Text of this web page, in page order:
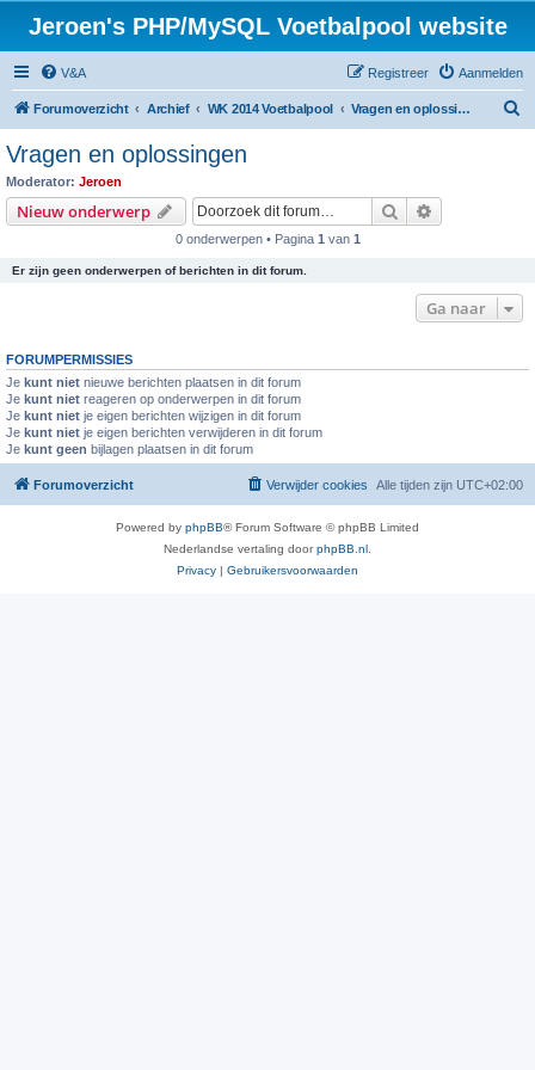
Jeroen's PHP/MySQL Voetbalpool website
V&A Aanmelden
Registreer
Forumoverzicht Archief WK 2014 Voetbalpool Vragen en oplossingen
Vragen en oplossingen
Moderator: Jeroen
Nieuw onderwerp Zoek
0 onderwerpen • Pagina 1 van 1
Er zijn geen onderwerpen of berichten in dit forum.
Ga naar
FORUMPERMISSIES
Je kunt niet nieuwe berichten plaatsen in dit forum
Je kunt niet reageren op onderwerpen in dit forum
Je kunt niet je eigen berichten wijzigen in dit forum
Je kunt niet je eigen berichten verwijderen in dit forum
Je kunt geen bijlagen plaatsen in dit forum
Forumoverzicht Alle tijden zijn UTC+02:00
Verwijder cookies
Powered by phpBB® Forum Software © phpBB Limited
Nederlandse vertaling doorphpBB.nl
Privacy | Gebruikersvoorwaarden